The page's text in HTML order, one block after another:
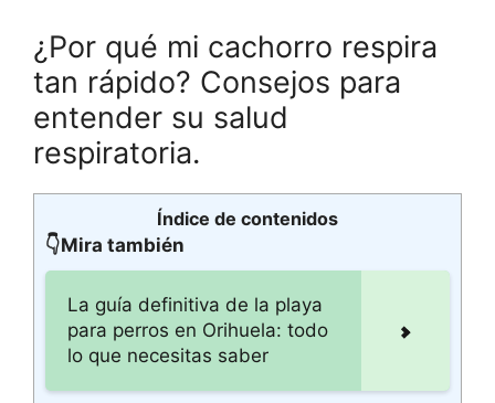
¿Por qué mi cachorro respira
tan rápido? Consejos para
entender su salud
respiratoria.
Índice de contenidos
👇Mira también
La guía definitiva de la playa
para perros en Orihuela: todo
lo que necesitas saber